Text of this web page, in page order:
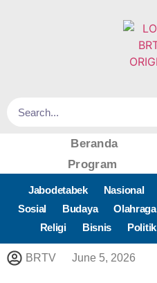
Beranda
Program
Jabodetabek Nasional
Sosial
Budaya Olahraga
Religi
Bisnis Politik
BRTV June 5, 2026